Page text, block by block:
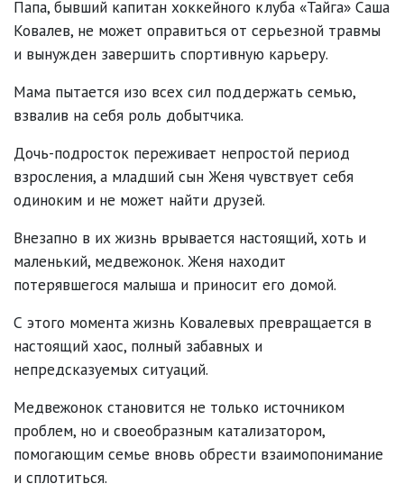
Папа, бывший капитан хоккейного клуба «Тайга» Саша
Ковалев, не может оправиться от серьезной травмы
и вынужден завершить спортивную карьеру.
Мама пытается изо всех сил поддержать семью,
взвалив на себя роль добытчика.
Дочь-подросток переживает непростой период
взросления, а младший сын Женя чувствует себя
одиноким и не может найти друзей.
Внезапно в их жизнь врывается настоящий, хоть и
маленький, медвежонок. Женя находит
потерявшегося малыша и приносит его домой.
С этого момента жизнь Ковалевых превращается в
настоящий хаос, полный забавных и
непредсказуемых ситуаций.
Медвежонок становится не только источником
проблем, но и своеобразным катализатором,
помогающим семье вновь обрести взаимопонимание
и сплотиться.